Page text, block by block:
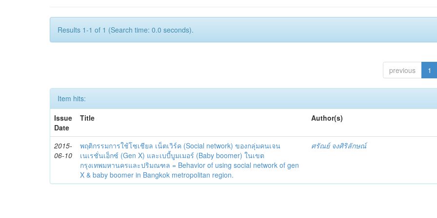
Results 1-1 of 1 (Search time: 0.0 seconds).
previous 1
Item hits:
Issue
Date
Title Author(s)
2015-
06-10
พฤติกรรมการใช้โซเชียล เน็ตเวิร์ค (Social network) ของกลุ่มคนเจน
เนเรชั่นเอ็กซ์ (Gen X) และเบบี้บูมเมอร์ (Baby boomer) ในเขต
กรุงเทพมหานครและปริมณฑล = Behavior of using social network of gen
X & baby boomer in Bangkok metropolitan region.
ศรัณย์ จงศิริลักษณ์